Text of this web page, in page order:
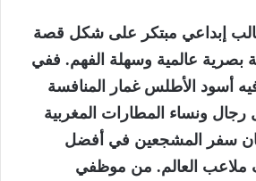
إبداعي مبتكر على شكل قصة
بصرية عالمية وسهلة الفهم. ففي
أسود الأطلس غمار المنافسة
ونساء المطارات المغربية
سفر المشجعين في أفضل
ملاعب العالم. من موظفي